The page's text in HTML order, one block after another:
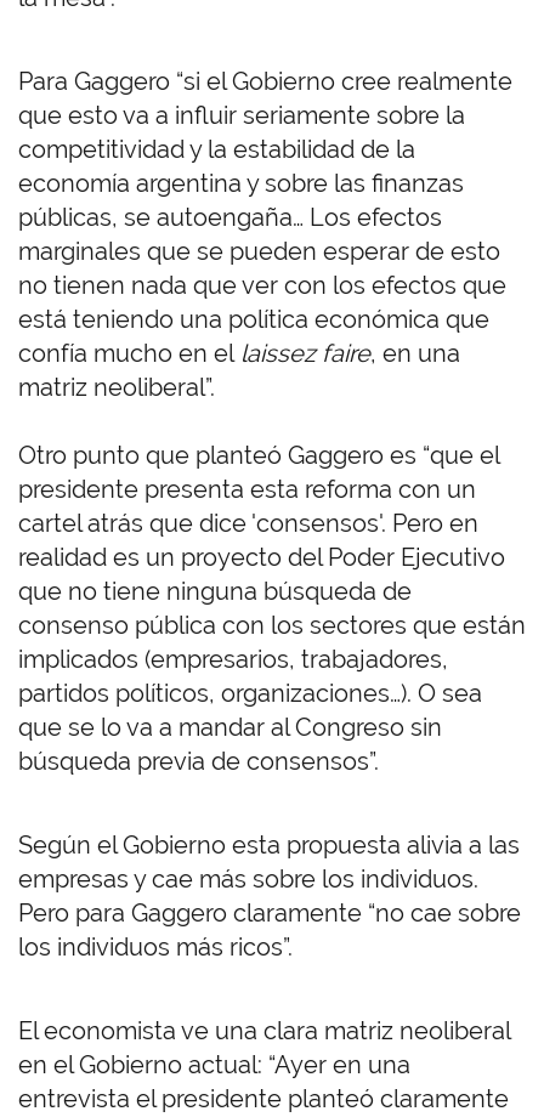
Para Gaggero “si el Gobierno cree realmente
que esto va a influir seriamente sobre la
competitividad y la estabilidad de la
economía argentina y sobre las finanzas
públicas, se autoengaña… Los efectos
marginales que se pueden esperar de esto
no tienen nada que ver con los efectos que
está teniendo una política económica que
confía mucho en el laissez faire, en una
matriz neoliberal”.
Otro punto que planteó Gaggero es “que el
presidente presenta esta reforma con un
cartel atrás que dice 'consensos'. Pero en
realidad es un proyecto del Poder Ejecutivo
que no tiene ninguna búsqueda de
consenso pública con los sectores que están
implicados (empresarios, trabajadores,
partidos políticos, organizaciones…). O sea
que se lo va a mandar al Congreso sin
búsqueda previa de consensos”.
Según el Gobierno esta propuesta alivia a las
empresas y cae más sobre los individuos.
Pero para Gaggero claramente “no cae sobre
los individuos más ricos”.
El economista ve una clara matriz neoliberal
en el Gobierno actual: “Ayer en una
entrevista el presidente planteó claramente